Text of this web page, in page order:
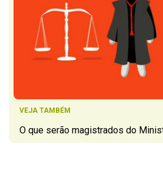
VEJA TAMBÉM
O que serão magistrados do